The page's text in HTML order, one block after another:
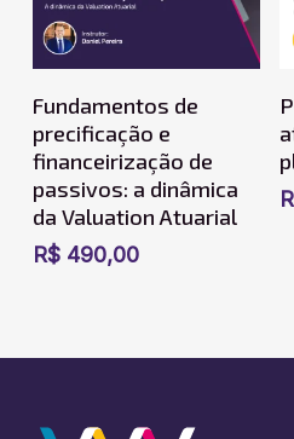
Adicionar Ao
Carrinho
Fundamentos de
precificação e
financeirização de
passivos: a dinâmica
da Valuation Atuarial
R$490,00